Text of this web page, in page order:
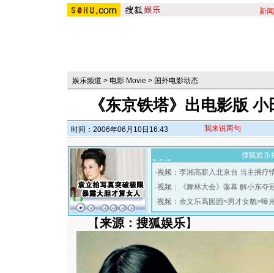
新闻
娱乐频道 > 电影 Movie > 国外电影动态
《东京铁塔》出电影版
时间：2006年06月10日16:43 我来说两句
搜狐娱乐
·视频：李湘高薪入北京台 当主播疗
·视频：《舞林大会》落幕 解小东夺
·视频：余文乐高园园<男才女貌>曝
【来源：搜狐娱乐】